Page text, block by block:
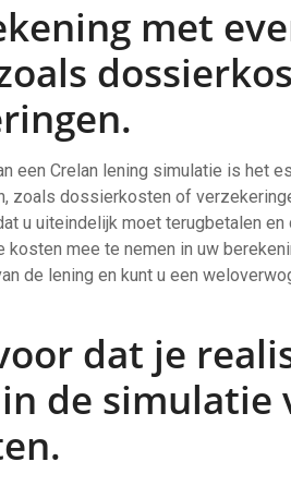
met
een Crelan lening simulatie is het
zoals dossierkosten of
u uiteindelijk moet terugbetalen
kosten mee te nemen in uw
de lening en kunt u een
dat je
de simulatie